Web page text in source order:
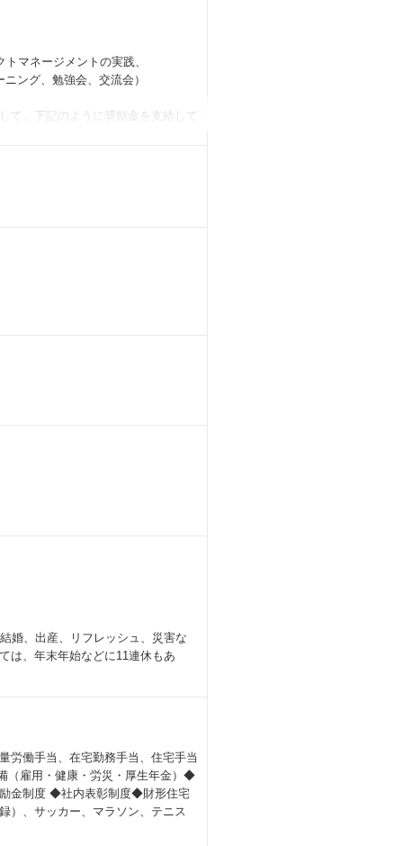
マネージメントの実践、
ング、勉強会、交流会）
て、下記のように奨励金を支給して
婚、出産、リフレッシュ、災害な
は、年末年始などに11連休もあ
労働手当、在宅勤務手当、住宅手当
（雇用・健康・労災・厚生年金）◆
金制度 ◆社内表彰制度◆財形住宅
）、サッカー、マラソン、テニス